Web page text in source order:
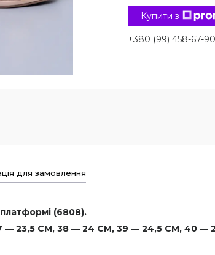
Купити з
+380 (99) 458-67-90
для замовлення
(6808).
— 23,5 СМ, 38 — 24 СМ, 39 — 24,5 СМ, 40 —